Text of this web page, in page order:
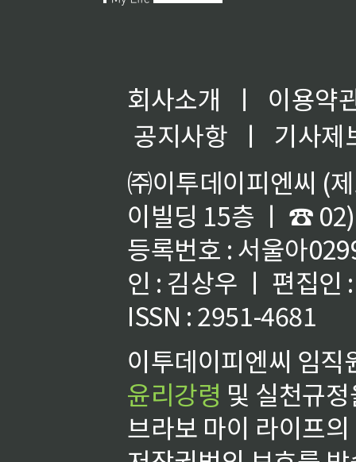
회사소개 ㅣ
이용약
공지사항
ㅣ
기사제
㈜이투데이피엔씨 (
이빌딩 15층 ㅣ ☎
등록번호 : 서울아
인 : 김상우 ㅣ 편집인
ISSN : 2951-4681
이투데이피엔씨 임
윤리강령 및 실천규
브라보 마이 라이프